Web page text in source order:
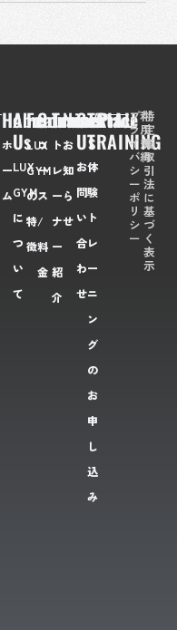
Home
ホ
ー
ム
About
Us
LUX
GYM
に
つ
い
て
Feaures
LUX
GYM
の
特
徴
Course/Price
コ
ー
ス
/
料
金
Trainer
ト
レ
ー
ナ
ー
紹
介
News
お
知
ら
せ
Contact
Us
お
問
い
合
わ
せ
TRIAL
TRAINING
体
験
ト
レ
ー
ニ
ン
グ
の
お
申
し
込
み
プ
ラ
イ
バ
シ
ー
ポ
リ
シ
ー
利
用
規
約
特
定
商
取
引
法
に
基
づ
く
表
示